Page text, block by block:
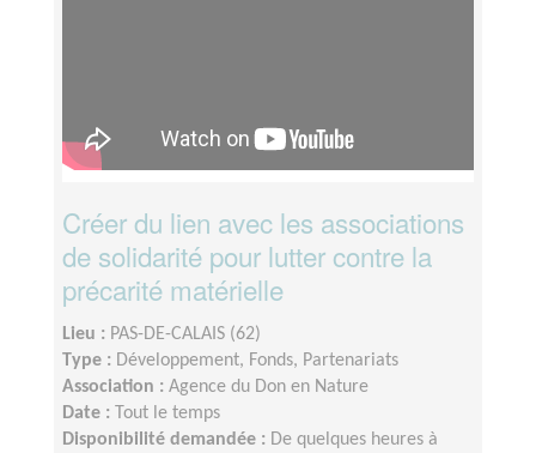
Créer du lien avec les associations
de solidarité pour lutter contre la
précarité matérielle
Lieu : PAS-DE-CALAIS (62)
Type : Développement, Fonds, Partenariats
Association : Agence du Don en Nature
Date :
Tout le temps
Disponibilité demandée : De quelques heures à